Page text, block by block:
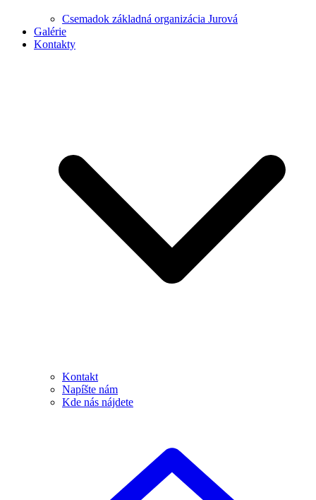
Csemadok základná organizácia Jurová
Galérie
Kontakty
Kontakt
Napíšte nám
Kde nás nájdete